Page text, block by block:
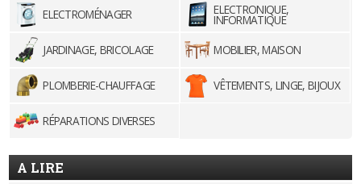
ELECTROMÉNAGER ELECTRONIQUE,
INFORMATIQUE
JARDINAGE, BRICOLAGE
MOBILIER, MAISON
PLOMBERIE-CHAUFFAGE VÊTEMENTS, LINGE, BIJOUX
RÉPARATIONS DIVERSES
A LIRE